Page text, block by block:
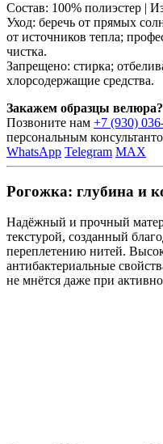
Состав: 100% полиэстер |
Уход: беречь от прямых
от источников тепла;
чистка.
Запрещено: стирка;
хлорсодержащие средства.
Закажем образцы велюра?
Позвоните нам +7 (930)
персональным
WhatsApp Telegram MAX
Рогожка: глубина и
Надёжный и прочный
текстурой, созданный
переплетению нитей.
антибактериальные
не мнётся даже при